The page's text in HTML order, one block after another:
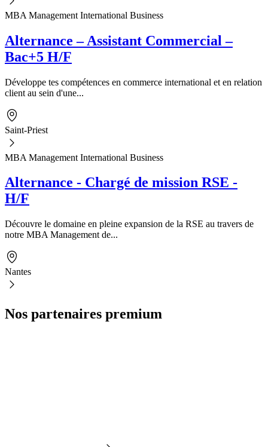
MBA Management International Business
Alternance – Assistant Commercial –
Bac+5 H/F
Développe tes compétences en commerce international et en relation
client au sein d'une...
Saint-Priest
MBA Management International Business
Alternance - Chargé de mission RSE -
H/F
Découvre le domaine en pleine expansion de la RSE au travers de
notre MBA Management de...
Nantes
Nos partenaires premium